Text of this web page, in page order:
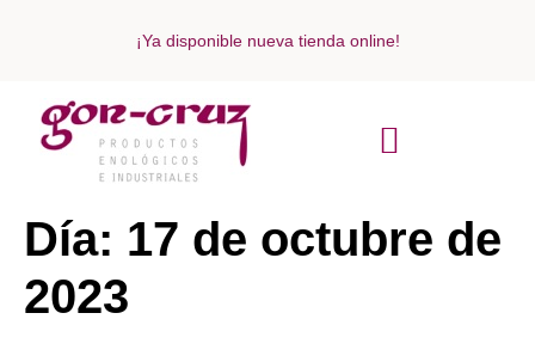
¡Ya disponible nueva tienda online!
Día: 17 de octubre de
2023